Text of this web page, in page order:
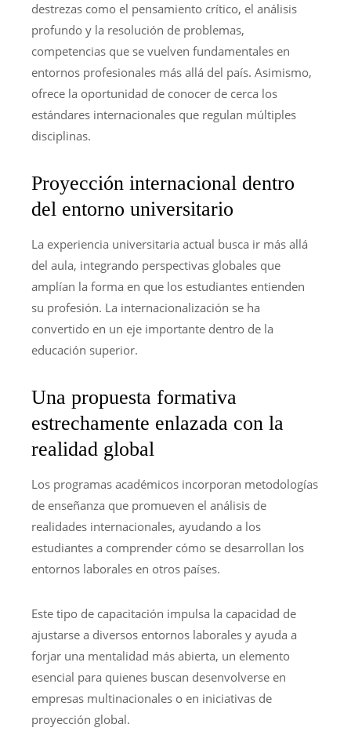
destrezas como el pensamiento crítico, el análisis
profundo y la resolución de problemas,
competencias que se vuelven fundamentales en
entornos profesionales más allá del país. Asimismo,
ofrece la oportunidad de conocer de cerca los
estándares internacionales que regulan múltiples
disciplinas.
Proyección internacional dentro
del entorno universitario
La experiencia universitaria actual busca ir más allá
del aula, integrando perspectivas globales que
amplían la forma en que los estudiantes entienden
su profesión. La internacionalización se ha
convertido en un eje importante dentro de la
educación superior.
Una propuesta formativa
estrechamente enlazada con la
realidad global
Los programas académicos incorporan metodologías
de enseñanza que promueven el análisis de
realidades internacionales, ayudando a los
estudiantes a comprender cómo se desarrollan los
entornos laborales en otros países.
Este tipo de capacitación impulsa la capacidad de
ajustarse a diversos entornos laborales y ayuda a
forjar una mentalidad más abierta, un elemento
esencial para quienes buscan desenvolverse en
empresas multinacionales o en iniciativas de
proyección global.